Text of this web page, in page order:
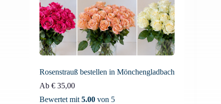
Rosenstrauß bestellen in Mönchengladbach
Ab € 35,00
Bewertet mit 5.00 von 5